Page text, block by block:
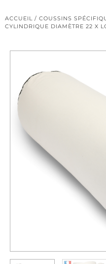
ACCUEIL / COUSSINS
CYLINDRIQUE DIAMÈTRE 22 X